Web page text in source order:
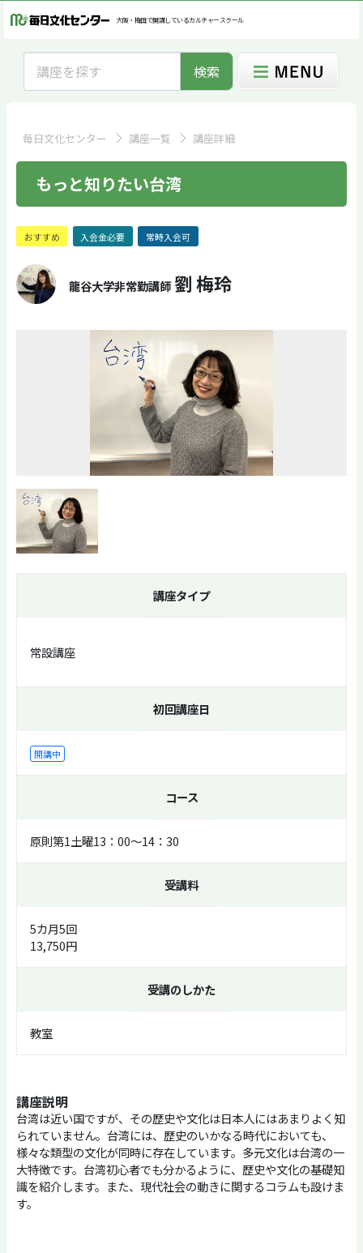
大阪・梅田で開講しているカルチャースクール
検索
毎日文化センター 講座一覧 講座詳細
もっと知りたい台湾
おすすめ 入会金必要 常時入会可
龍谷大学非常勤講師 劉 梅玲
講座説明
台湾は近い国ですが、その歴史や文化は日本人にはあまりよく知
られていません。台湾には、歴史のいかなる時代においても、
様々な類型の文化が同時に存在しています。多元文化は台湾の一
大特徴です。台湾初心者でも分かるように、歴史や文化の基礎知
識を紹介します。また、現代社会の動きに関するコラムも設けま
す。
講座タイプ
常設講座
初回講座日
開講中
コース
原則第1土曜13：00～14：30
受講料
5カ月5回
13,750円
受講のしかた
教室